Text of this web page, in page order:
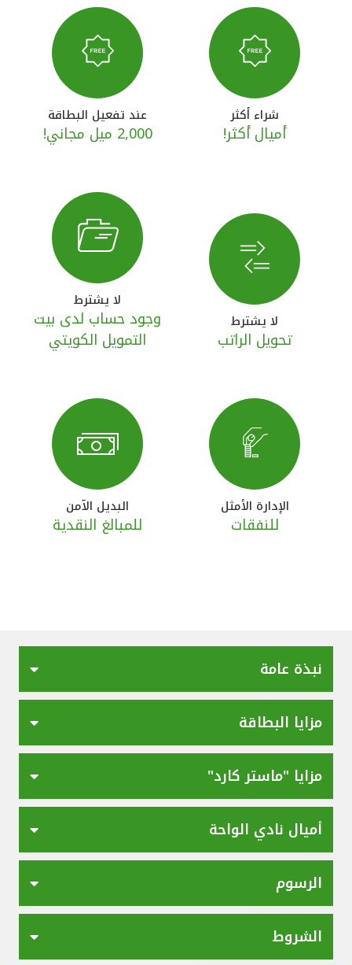
القنوات المصرفية
أدوات وخدمات
خدمات ما بعد البيع
مواقع الفروع وأجهزة الصرف الآلي
ألمانيا
ماليزيا
تركيا
المملكة المتحدة
مملكة البحرين
شراء أكثر
أميال أكثر!
عند تفعيل البطاقة
2,000 ميل مجاني!
لا يشترط
تحويل الراتب
لا يشترط
وجود حساب لدى بيت
التمويل الكويتي
الإدارة الأمثل
للنفقات
البديل الآمن
للمبالغ النقدية
نبذة عامة
مزايا البطاقة
مزايا "ماستر كارد"
أميال نادي الواحة
الرسوم
الشروط